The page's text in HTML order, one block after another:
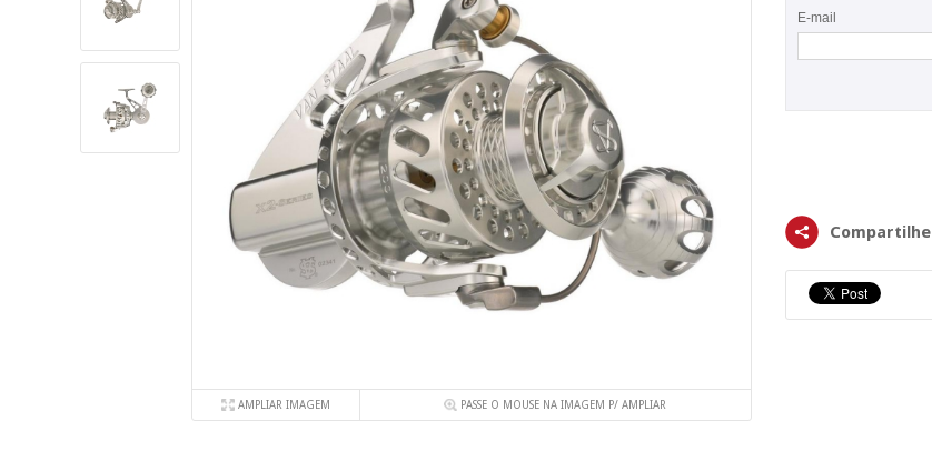
AMPLIAR IMAGEM PASSE O MOUSE NA IMAGEM P/ AMPLIAR
E-mail
Compartilhe